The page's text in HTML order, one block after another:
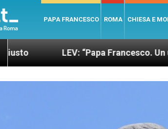
PAPA FRANCESCO ROMA CHIESA E
LEV: “Papa Francesco. Un uomo di